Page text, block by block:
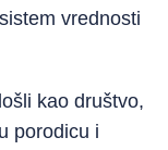
vrednosti
kao društvo,
porodicu i